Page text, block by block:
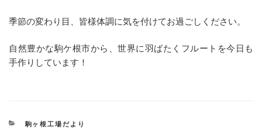
季節の変わり目、皆様体調に気を付けてお過ごしください。
自然豊かな駒ケ根市から、世界に羽ばたくフルートを今日も
手作りしています！
カ
駒ヶ根工場だより